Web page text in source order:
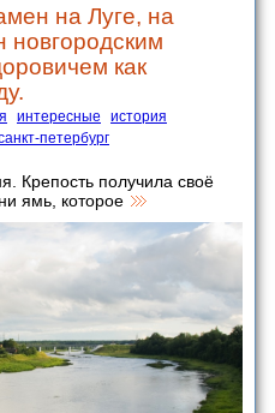
на Луге, на
как
интересные
история
петербург
Крепость получила своё
ямь, которое